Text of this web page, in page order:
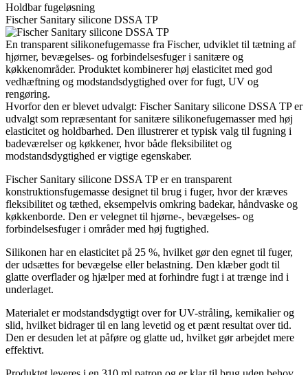
Holdbar fugeløsning
Fischer Sanitary silicone DSSA TP
En transparent silikonefugemasse fra Fischer, udviklet til tætning af
hjørner, bevægelses- og forbindelsesfuger i sanitære og
køkkenområder. Produktet kombinerer høj elasticitet med god
vedhæftning og modstandsdygtighed over for fugt, UV og
rengøring.
Hvorfor den er blevet udvalgt: Fischer Sanitary silicone DSSA TP er
udvalgt som repræsentant for sanitære silikonefugemasser med høj
elasticitet og holdbarhed. Den illustrerer et typisk valg til fugning i
badeværelser og køkkener, hvor både fleksibilitet og
modstandsdygtighed er vigtige egenskaber.
Fischer Sanitary silicone DSSA TP er en transparent
konstruktionsfugemasse designet til brug i fuger, hvor der kræves
fleksibilitet og tæthed, eksempelvis omkring badekar, håndvaske og
køkkenborde. Den er velegnet til hjørne-, bevægelses- og
forbindelsesfuger i områder med høj fugtighed.
Silikonen har en elasticitet på 25 %, hvilket gør den egnet til fuger,
der udsættes for bevægelse eller belastning. Den klæber godt til
glatte overflader og hjælper med at forhindre fugt i at trænge ind i
underlaget.
Materialet er modstandsdygtigt over for UV-stråling, kemikalier og
slid, hvilket bidrager til en lang levetid og et pænt resultat over tid.
Den er desuden let at påføre og glatte ud, hvilket gør arbejdet mere
effektivt.